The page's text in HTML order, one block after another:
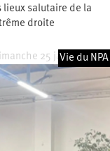
lieux salutaire de la
droite
25 janvier 2026
Vie du NPA